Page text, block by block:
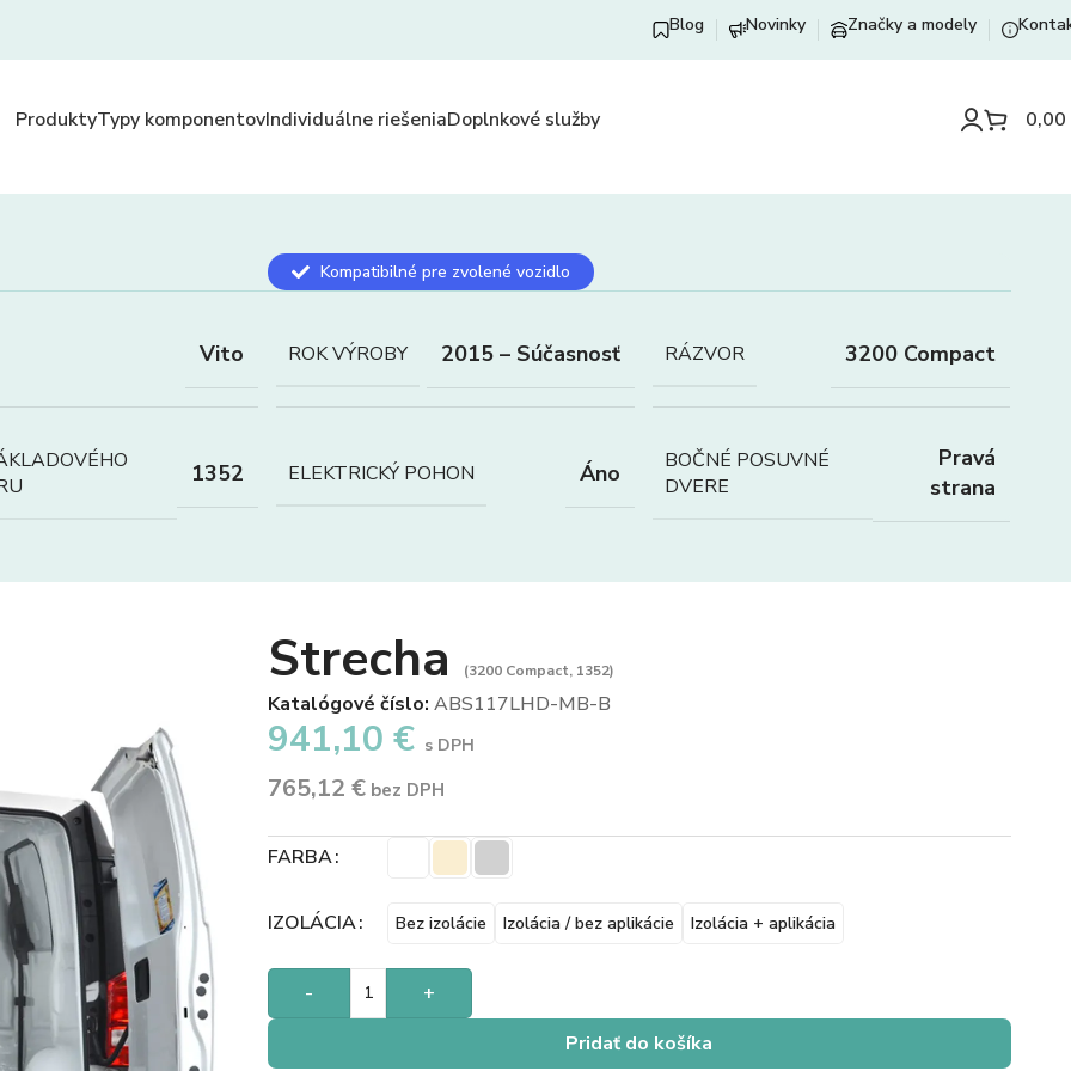
Blog Novinky Značky a modely
ProduktyTypy komponentovIndividuálne riešeniaDoplnkové služby 0,00
Kompatibilné pre zvolené vozidlo
Vito ROK VÝROBY 2015 – Súčasnosť RÁZVOR 3200 Compact
1352 ELEKTRICKÝ POHON Áno
BOČNÉ POSUVNÉ
DVERE
Pravá
strana
Strecha (3200 Compact, 1352)
Katalógové číslo: ABS117LHD-MB-B
941,10 € s DPH
765,12 €bez DPH
FARBA
IZOLÁCIA Bez izolácie Izolácia / bez aplikácie Izolácia + aplikácia
-
+
Pridať do košíka